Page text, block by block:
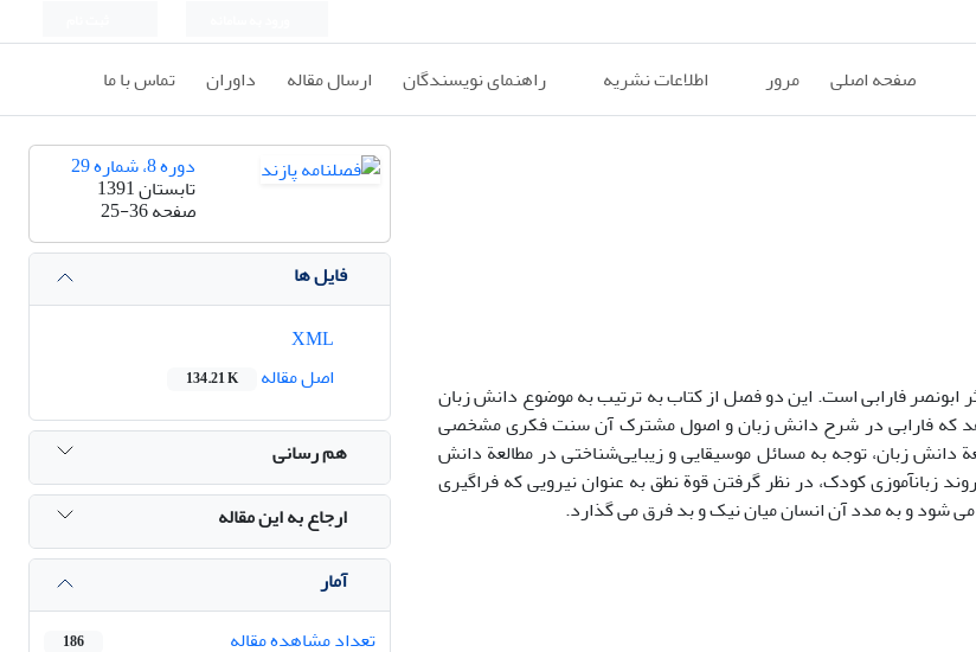
صفحه اصلی مرور اطلاعات نشریه راهنمای نویسندگان ارسال مقاله داوران تماس با ما
ابونصر فارابی است. این دو فصل از کتاب به ترتیب به موضوع دانش زبان
که فارابی در شرح دانش زبان و اصول مشترک آن سنت فکری مشخصی
زبان­، توجه به مسائل موسیقایی و زیبایی‌شناختی در مطالعة دانش
زبان­آموزی کودک، در نظر گرفتن قوة نطق به عنوان نیرویی که فراگیری
شود و به مدد آن انسان میان نیک و بد فرق می­ گذارد.­
دوره 8، شماره 29
تابستان 1391
صفحه25-36
فایل ها
اصل مقاله
134.21 K
هم رسانی
ارجاع به این مقاله
آمار
تعداد مشاهده مقاله
186